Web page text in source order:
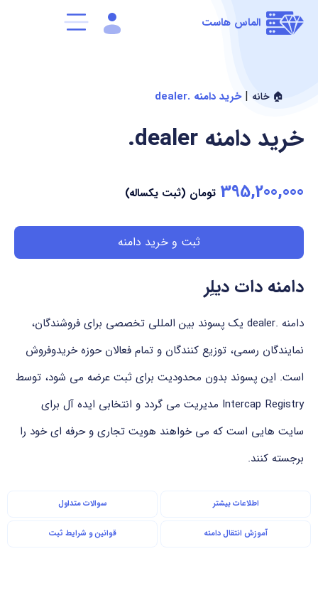
الماس هاست
🏠 خانه |خرید دامنه .dealer
.dealer خرید دامنه
395,200,000 تومان (ثبت یکساله)
ثبت و خرید دامنه
دامنه دات دیلِر
دامنه .dealer یک پسوند بین المللی تخصصی برای فروشندگان،
نمایندگان رسمی، توزیع کنندگان و تمام فعالان حوزه خریدوفروش
است. این پسوند بدون محدودیت برای ثبت عرضه می شود، توسط
Intercap Registry مدیریت می گردد و انتخابی ایده آل برای
سایت هایی است که می خواهند هویت تجاری و حرفه ای خود را
برجسته کنند.
اطلاعات بیشتر سوالات متداول
آموزش انتقال دامنه قوانین و شرایط ثبت